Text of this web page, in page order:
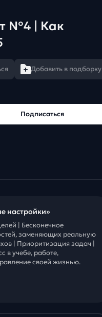
№4 | Как
Добавить в подборку
Подписаться
настройки»
| Бесконечное
заменяющих реальную
| Приоритизация задач |
в учебе, работе,
своей жизнью.